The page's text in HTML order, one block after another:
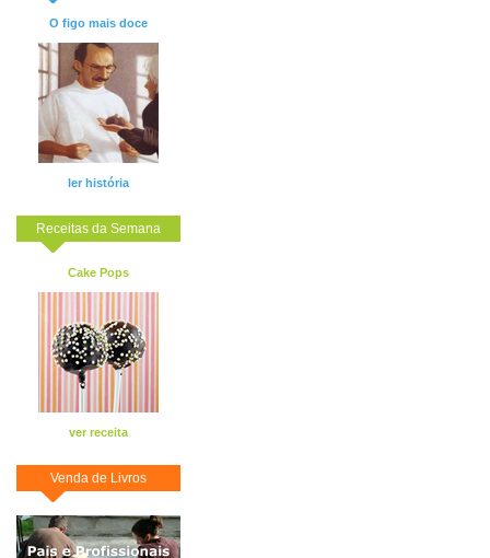
O figo mais doce
ler história
Receitas da Semana
Cake Pops
ver receita
Venda de Livros